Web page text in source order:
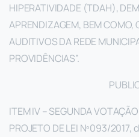
HIPERATIVIDADE (TDAH),
APRENDIZAGEM, BEM COMO,
AUDITIVOS DA REDE
PROVIDÊNCIAS”.
ITEM IV – SEGUNDA
PROJETO DE LEI Nº093/